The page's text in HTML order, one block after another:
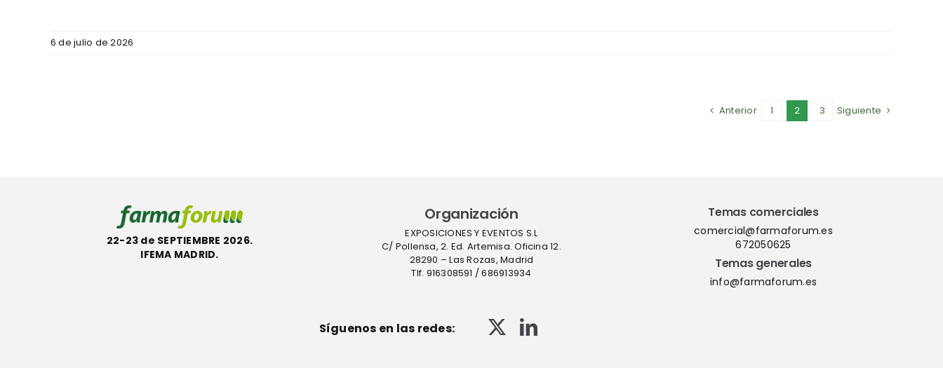
6 de julio de 2026
Anterior 1 2 3 Siguiente
22-23 de SEPTIEMBRE 2026.
IFEMA MADRID.
Organización
EXPOSICIONES Y EVENTOS S.L
C/ Pollensa, 2. Ed. Artemisa. Oficina 12.
28290 – Las Rozas, Madrid
Tlf. 916308591 / 686913934
Temas comerciales
comercial@farmaforum.es
672050625
Temas generales
info@farmaforum.es
Síguenos en las redes: